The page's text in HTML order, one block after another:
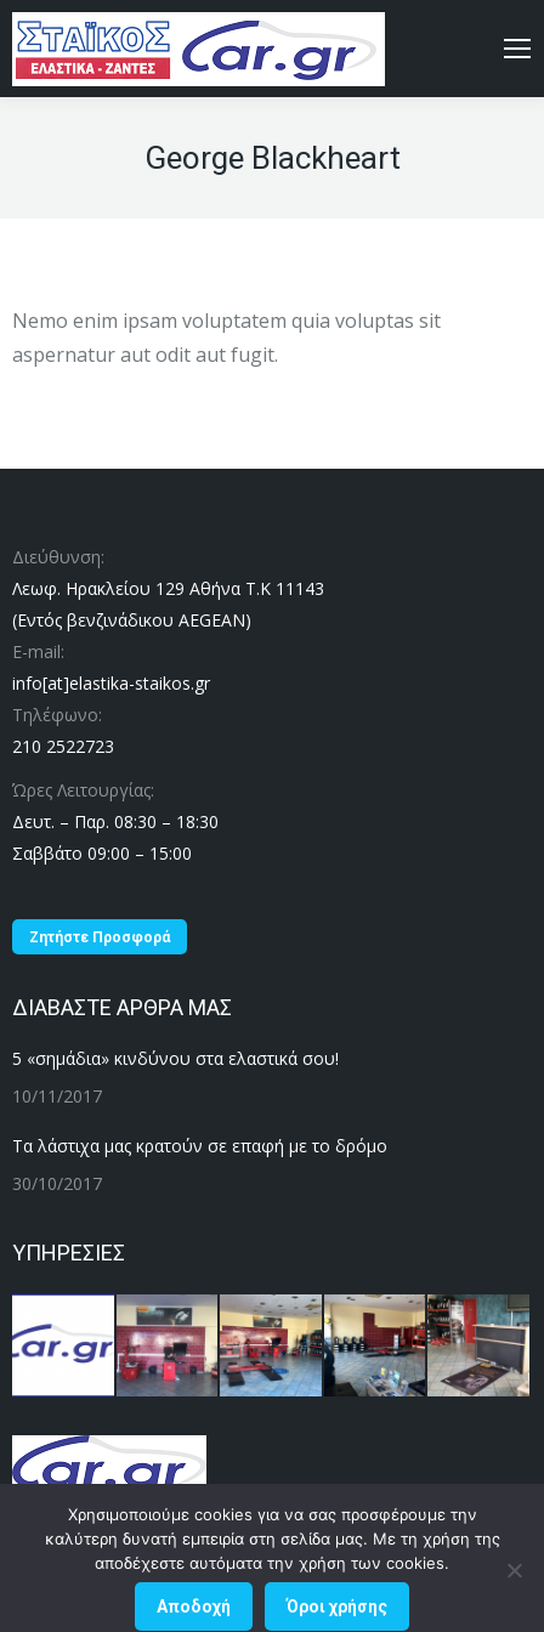
George Blackheart
Nemo enim ipsam voluptatem quia voluptas sit
aspernatur aut odit aut fugit.
Διεύθυνση:
Λεωφ. Ηρακλείου 129 Αθήνα Τ.Κ 11143
(Εντός βενζινάδικου AEGEAN)
E-mail:
info[at]elastika-staikos.gr
Τηλέφωνο:
210 2522723
Ώρες Λειτουργίας:
Δευτ. – Παρ. 08:30 – 18:30
Σαββάτο 09:00 – 15:00
Ζητήστε Προσφορά
ΔΙΑΒΑΣΤΕ ΑΡΘΡΑ ΜΑΣ
5 «σημάδια» κινδύνου στα ελαστικά σου!
10/11/2017
Τα λάστιχα μας κρατούν σε επαφή με το δρόμο
30/10/2017
ΥΠΗΡΕΣΙΕΣ
elastika-staikos.gr © 2017 byDatacenter
Χρησιμοποιούμε cookies για να σας προσφέρουμε την
καλύτερη δυνατή εμπειρία στη σελίδα μας. Με τη χρήση της
αποδέχεστε αυτόματα την χρήση των cookies.
Αποδοχή Όροι χρήσης